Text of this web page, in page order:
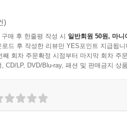
)
매 후 한줄평 작성 시 일반회원 50원, 마니
로드 후 작성한 리뷰만 YES포인트 지급됩니
째 회차 주문확정 시점부터 마지막 회차 주
, CD/LP, DVD/Blu-ray, 패션 및 판매금지 상